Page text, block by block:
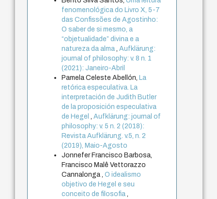
fenomenológica do Livro X, 5-7
das Confissões de Agostinho:
O saber de si mesmo, a
“objetualidade” divina e a
natureza da alma ,Aufklärung:
journal of philosophy: v. 8 n. 1
(2021): Janeiro-Abril
Pamela Celeste Abellón,La
retórica especulativa. La
interpretación de Judith Butler
de la proposición especulativa
de Hegel
,Aufklärung: journal of
philosophy: v. 5 n. 2 (2018):
Revista Aufklärung. v.5, n. 2
(2019), Maio-Agosto
Jonnefer Francisco Barbosa,
Francisco Malê Vettorazzo
Cannalonga ,O idealismo
objetivo de Hegel e seu
conceito de filosofia